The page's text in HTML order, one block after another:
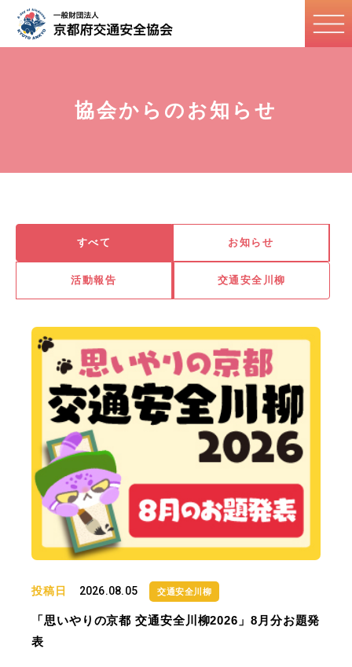
協会からのお知らせ
すべて お知らせ
活動報告 交通安全川柳
投稿日 2026.08.05 交通安全川柳
「思いやりの京都 交通安全川柳2026」8月分お題発
表